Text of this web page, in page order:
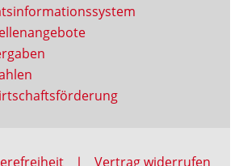
Vertrag widerrufen